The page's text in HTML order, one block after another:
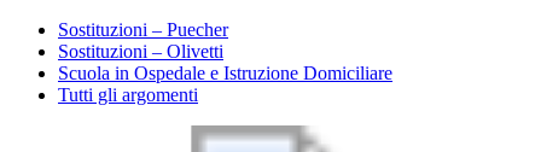
Sostituzioni – Puecher
Sostituzioni – Olivetti
Scuola in Ospedale e Istruzione Domiciliare
Tutti gli argomenti